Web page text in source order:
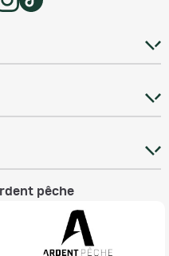
pêche